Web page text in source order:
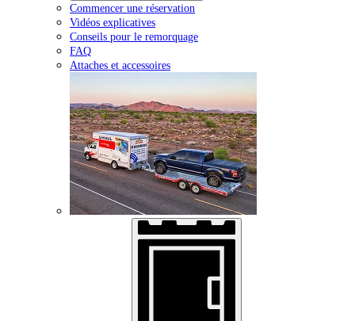
Commencer une réservation
Vidéos explicatives
Conseils pour le remorquage
FAQ
Attaches et accessoires